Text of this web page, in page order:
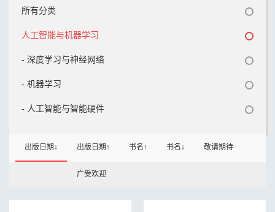
所有分类
人工智能与机器学习
- 深度学习与神经网络
- 机器学习
- 人工智能与智能硬件
出版日期↓ 出版日期↑ 书名↑ 书名↓ 敬请期待
广受欢迎